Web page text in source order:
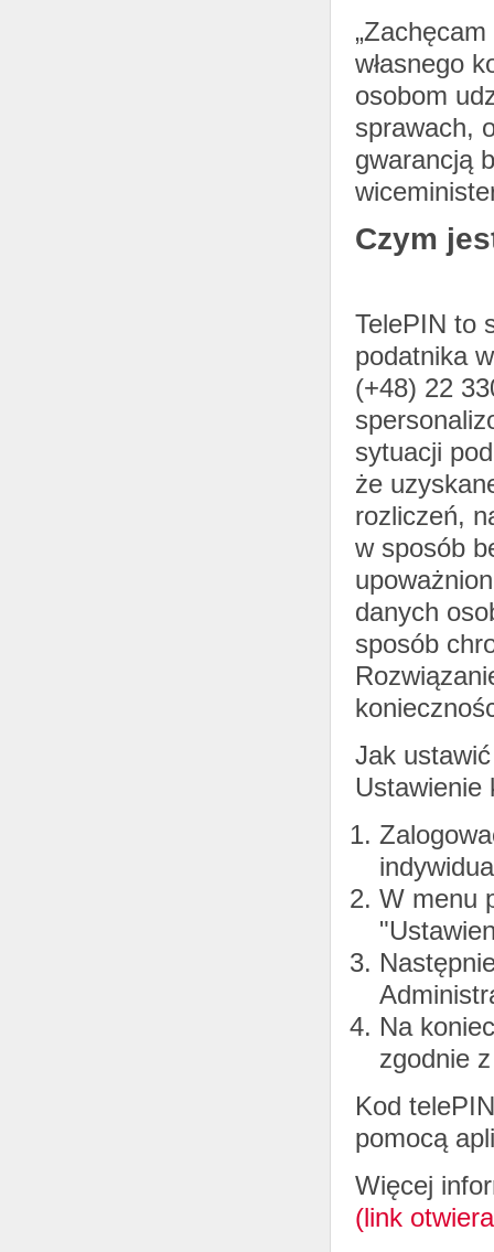
własnego
osobom
sprawach,
gwarancją
Czym
TelePIN to
podatnika
(+48) 22
sytuacji
że
rozliczeń,
w sposób
danych
sposób
Jak
Ustawienie
W menu
Na
zgodnie
Kod
pomocą
Więcej
(link